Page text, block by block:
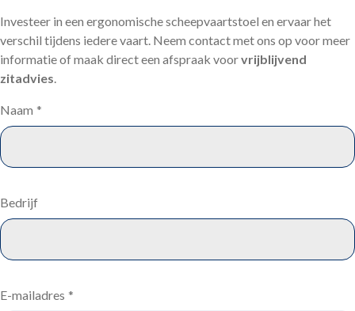
Investeer in een ergonomische scheepvaartstoel en ervaar het
verschil tijdens iedere vaart. Neem contact met ons op voor meer
informatie of maak direct een afspraak voorvrijblijvend
zitadvies.
Naam *
Bedrijf
E-mailadres *